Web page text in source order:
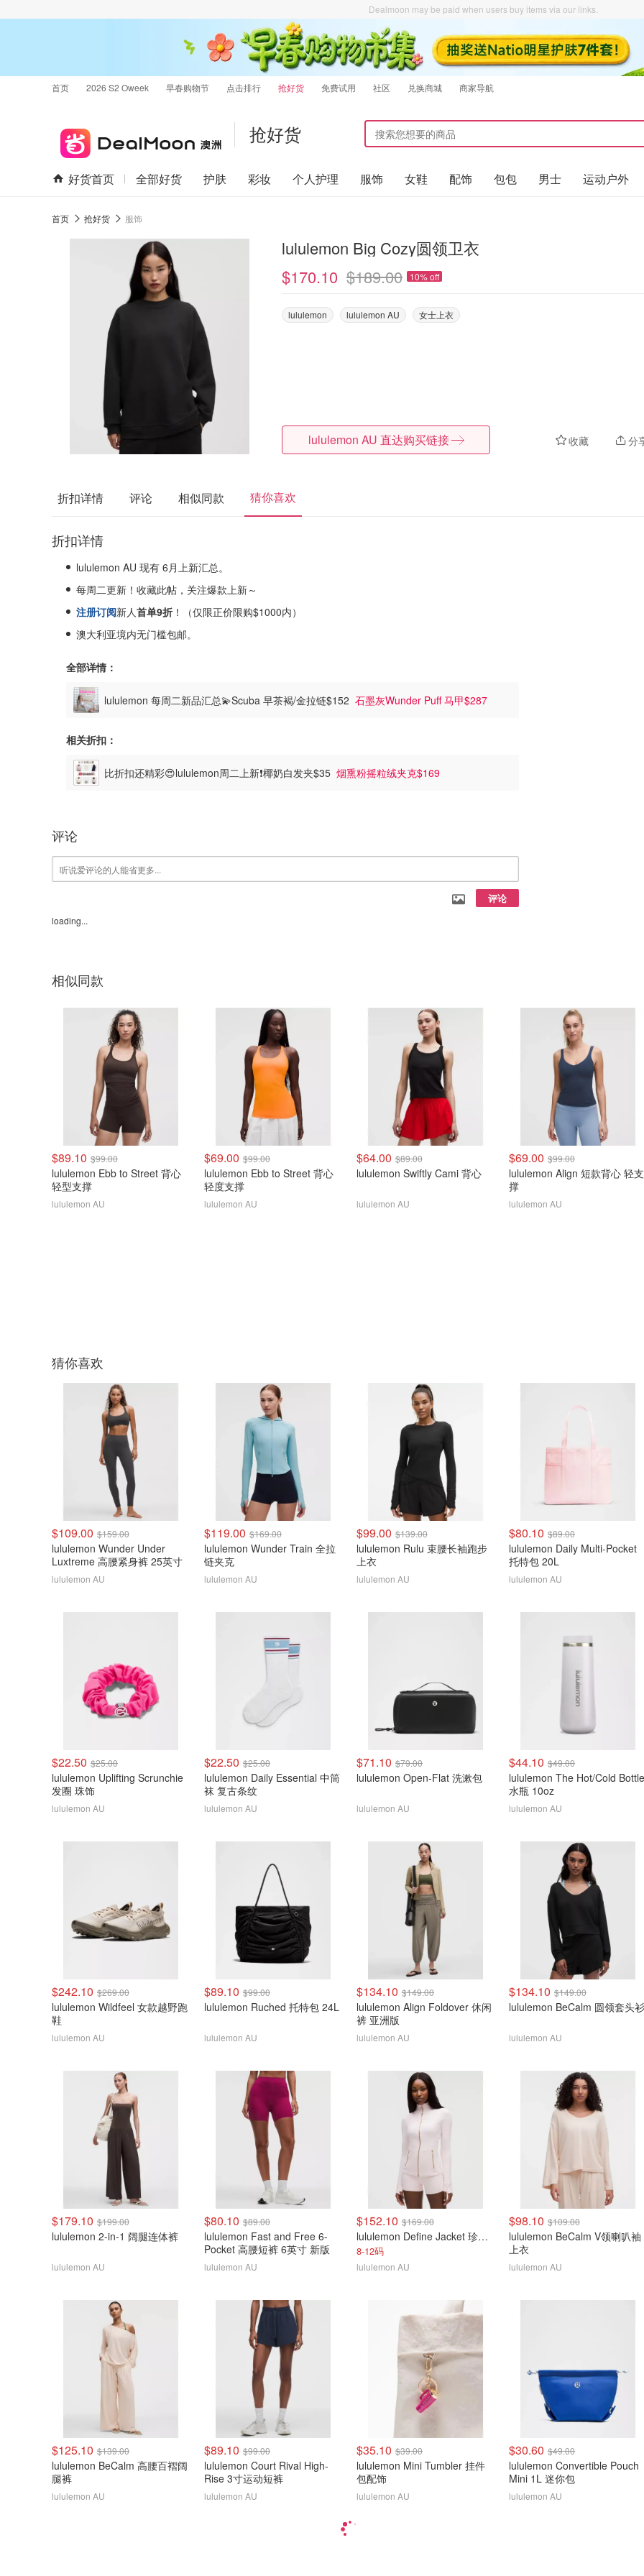
Dealmoon may be paid when users buy items via our links.
首页 2026 S2 Oweek 早春购物节 点击排行 抢好货 免费试用 社区 兑换商城 商家导航
抢好货
好货首页 全部好货 护肤 彩妆 个人护理 服饰 女鞋 配饰 包包 男士 运动户外
首页 抢好货 服饰
lululemon Big Cozy圆领卫衣
$170.10 $189.00 10% off
lululemon lululemon AU 女士上衣
收藏 分
lululemon AU 直达购买链接
折扣详情 评论 相似同款 猜你喜欢
折扣详情
lululemon AU 现有 6月上新汇总。
每周二更新！ 收藏此帖，关注爆款上新～
注册订阅新人首单9折 ！（仅限正价限购$1000内）
澳大利亚境内无门槛包邮。
全部详情：
lululemon 每周二新品汇总💫Scuba 早茶褐/金拉链$152 石墨灰Wunder Puff 马甲$287
相关折扣：
比折扣还精彩😍lululemon周二上新❗️椰奶白发夹$35 烟熏粉摇粒绒夹克$169
评论
评论
loading...
相似同款
$89.10 $99.00
lululemon Ebb to Street 背心
轻型支撑
lululemon AU
$69.00 $99.00
lululemon Ebb to Street 背心
轻度支撑
lululemon AU
$64.00 $89.00
lululemon Swiftly Cami 背心
lululemon AU
$69.00 $99.00
lululemon Align 短款背心 轻支
撑
lululemon AU
猜你喜欢
$109.00 $159.00
lululemon Wunder Under
Luxtreme 高腰紧身裤 25英寸
lululemon AU
$119.00 $169.00
lululemon Wunder Train 全拉
链夹克
lululemon AU
$99.00 $139.00
lululemon Rulu 束腰长袖跑步
上衣
lululemon AU
$80.10 $89.00
lululemon Daily Multi-Pocket
托特包 20L
lululemon AU
$22.50 $25.00
lululemon Uplifting Scrunchie
发圈 珠饰
lululemon AU
$22.50 $25.00
lululemon Daily Essential 中筒
袜 复古条纹
lululemon AU
$71.10 $79.00
lululemon Open-Flat 洗漱包
lululemon AU
$44.10 $49.00
lululemon The Hot/Cold Bottle
水瓶 10oz
lululemon AU
$242.10 $269.00
lululemon Wildfeel 女款越野跑
鞋
lululemon AU
$89.10 $99.00
lululemon Ruched 托特包 24L
lululemon AU
$134.10 $149.00
lululemon Align Foldover 休闲
裤 亚洲版
lululemon AU
$134.10 $149.00
lululemon BeCalm 圆领套头衫
lululemon AU
$179.10 $199.00
lululemon 2-in-1 阔腿连体裤
lululemon AU
$80.10 $89.00
lululemon Fast and Free 6-
Pocket 高腰短裤 6英寸 新版
lululemon AU
$152.10 $169.00
lululemon Define Jacket 珍珠粉金拉链
8-12码
lululemon AU
$98.10 $109.00
lululemon BeCalm V领喇叭袖
上衣
lululemon AU
$125.10 $139.00
lululemon BeCalm 高腰百褶阔
腿裤
lululemon AU
$89.10 $99.00
lululemon Court Rival High-
Rise 3寸运动短裤
lululemon AU
$35.10 $39.00
lululemon Mini Tumbler 挂件
包配饰
lululemon AU
$30.60 $49.00
lululemon Convertible Pouch
Mini 1L 迷你包
lululemon AU